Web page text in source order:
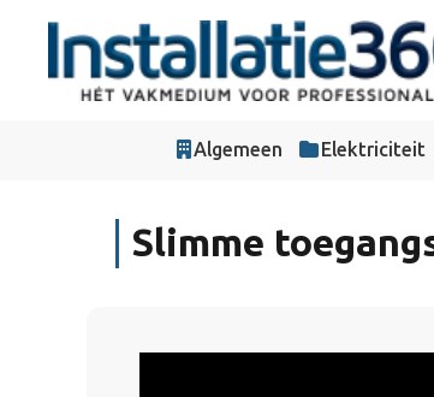
Algemeen Elektriciteit
Slimme